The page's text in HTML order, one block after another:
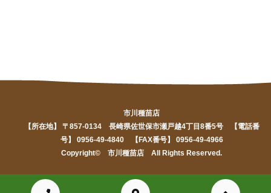
市川種苗店
【所在地】 〒857-0134 長崎県佐世保市瀬戸越4丁目8番5号 【電話番
号】 0956-49-4840 【FAX番号】 0956-49-4966
Copyright© 市川種苗店 All Rights Reserved.